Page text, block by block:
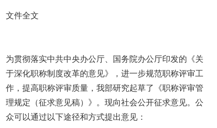
文件全文
为贯彻落实中共中央办公厅、国务院办公厅印发的《关
于深化职称制度改革的意见》，进一步规范职称评审工
作，提高职称评审质量，我部研究起草了《职称评审管
理规定（征求意见稿）》。现向社会公开征求意见。公
众可以通过以下途径和方式提出意见：